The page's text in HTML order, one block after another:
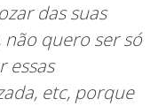
das suas
quero ser só
essas
etc, porque